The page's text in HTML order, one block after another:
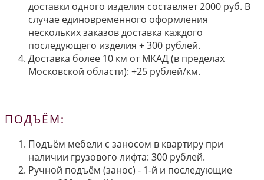
доставки одного изделия составляет 2000 руб. В
случае единовременного оформления
нескольких заказов доставка каждого
последующего изделия + 300 рублей.
Доставка более 10 км от МКАД (в пределах
Московской области): +25 рублей/км.
ПОДЪЁМ:
Подъём мебели с заносом в квартиру при
наличии грузового лифта: 300 рублей.
Ручной подъём (занос) - 1-й и последующие